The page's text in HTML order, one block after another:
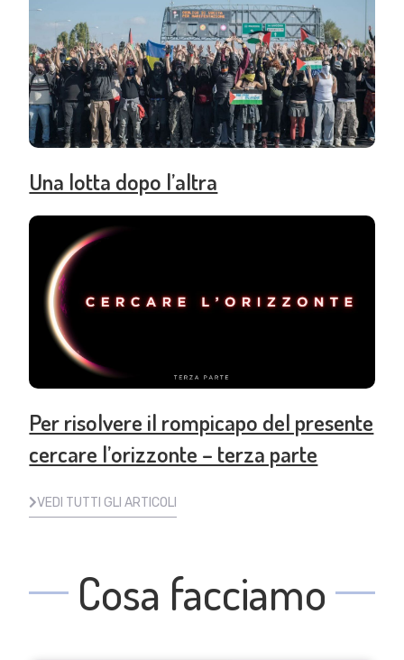
Una lotta dopo l’altra
Per risolvere il rompicapo del presente
cercare l’orizzonte – terza parte
VEDI TUTTI GLI ARTICOLI
Cosa facciamo